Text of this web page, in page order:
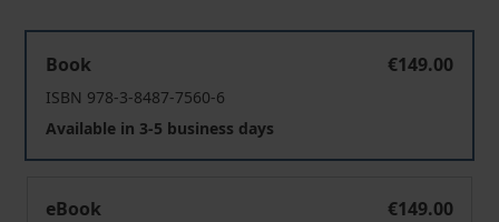
Book
€149.00
ISBN 978-3-8487-7560-6
Available in 3-5 business days
eBook
€149.00